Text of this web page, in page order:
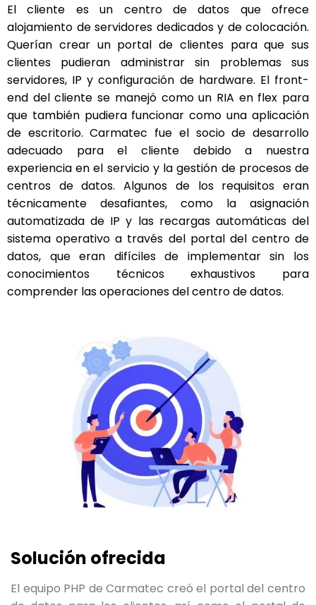
El cliente es un centro de datos que ofrece
alojamiento de servidores dedicados y de colocación.
Querían crear un portal de clientes para que sus
clientes pudieran administrar sin problemas sus
servidores, IP y configuración de hardware. El front-
end del cliente se manejó como un RIA en flex para
que también pudiera funcionar como una aplicación
de escritorio. Carmatec fue el socio de desarrollo
adecuado para el cliente debido a nuestra
experiencia en el servicio y la gestión de procesos de
centros de datos. Algunos de los requisitos eran
técnicamente desafiantes, como la asignación
automatizada de IP y las recargas automáticas del
sistema operativo a través del portal del centro de
datos, que eran difíciles de implementar sin los
conocimientos técnicos exhaustivos para
comprender las operaciones del centro de datos.
Solución ofrecida
El equipo PHP de Carmatec creó el portal del centro